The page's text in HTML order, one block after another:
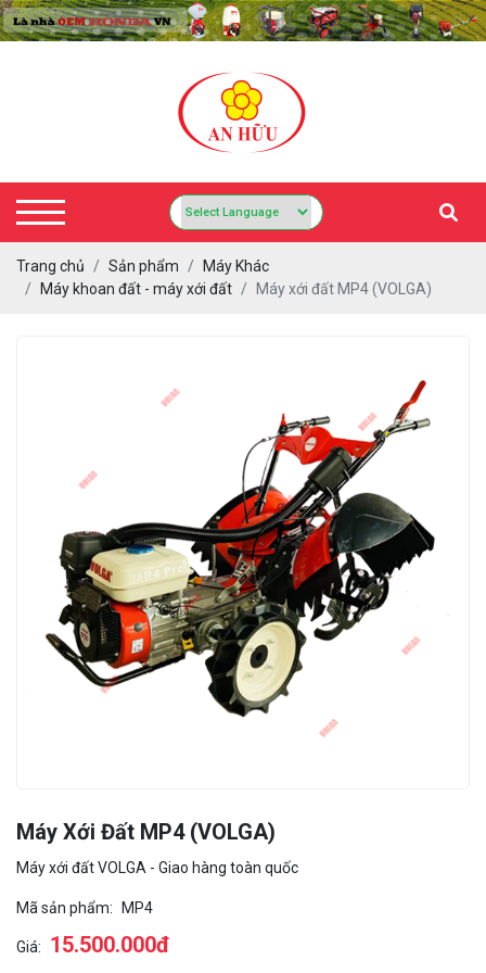
Trang chủ Sản phẩm
Máy Khác
Máy khoan đất - máy xới đất
Máy xới đất MP4 (VOLGA)
Máy Xới Đất MP4 (VOLGA)
Máy xới đất VOLGA - Giao hàng toàn quốc
Mã sản phẩm: MP4
Giá: 15.500.000đ